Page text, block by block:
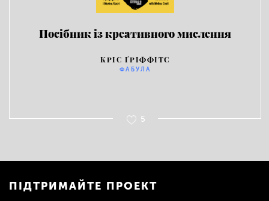
Посібник із креативного мислення
КРІС ҐРІФФІТС
ФАБУЛА
5
ПІДТРИМАЙТЕ ПРОЕКТ